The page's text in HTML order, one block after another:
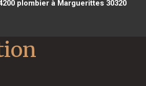
plombier à Marguerittes 30320